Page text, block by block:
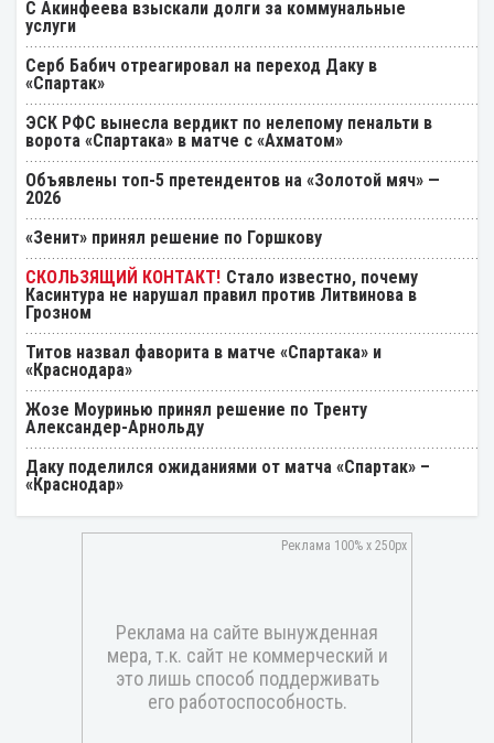
С Акинфеева взыскали долги за коммунальные
услуги
Серб Бабич отреагировал на переход Даку в
«Спартак»
ЭСК РФС вынесла вердикт по нелепому пенальти в
ворота «Спартака» в матче с «Ахматом»
Объявлены топ-5 претендентов на «Золотой мяч» —
2026
«Зенит» принял решение по Горшкову
Стало известно, почему
Касинтура не нарушал правил против Литвинова в
Грозном
Титов назвал фаворита в матче «Спартака» и
«Краснодара»
Жозе Моуринью принял решение по Тренту
Александер-Арнольду
Даку поделился ожиданиями от матча «Спартак» –
«Краснодар»